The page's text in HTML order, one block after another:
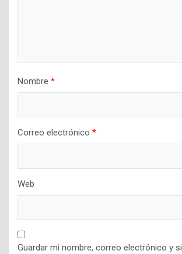
Nombre *
Correo electrónico *
Web
Guardar mi nombre, correo electrónico y